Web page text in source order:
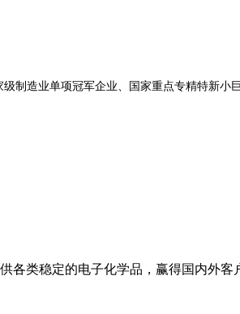
制造业单项冠军企业、国家重点专精特新小巨
类稳定的电子化学品，赢得国内外客